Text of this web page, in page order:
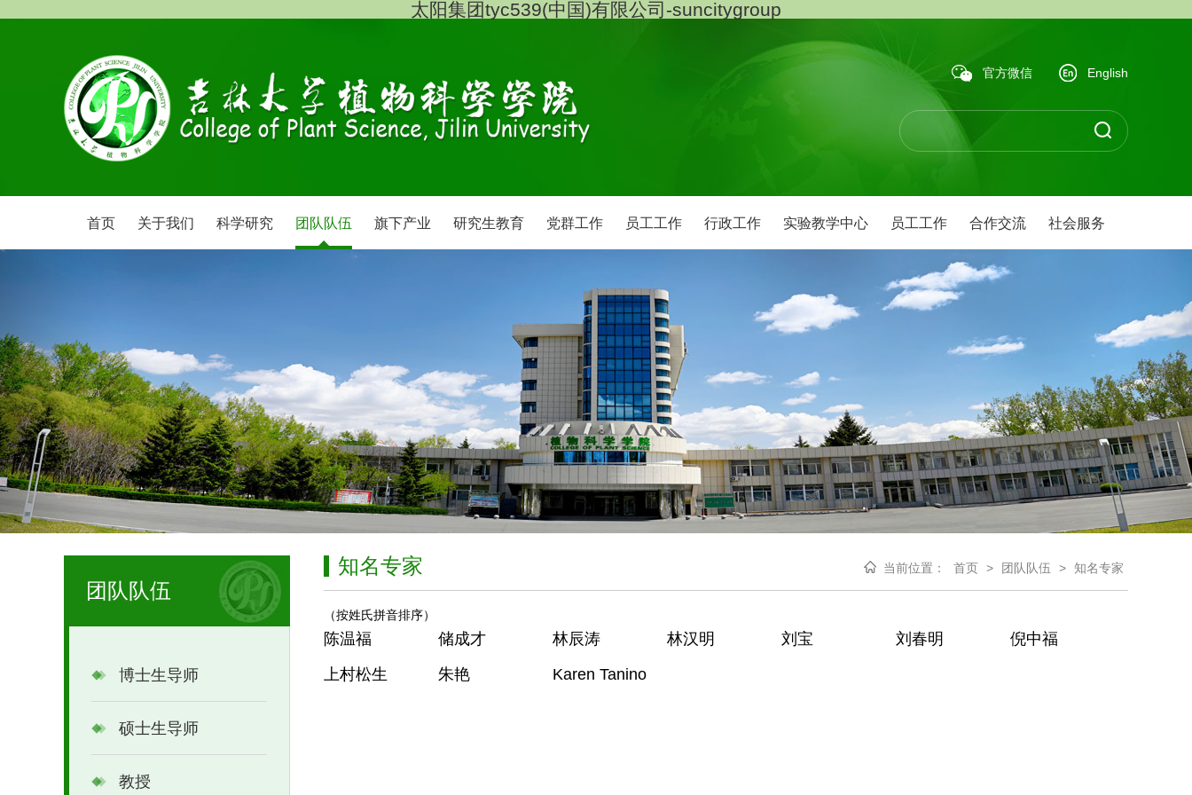
太阳集团tyc539(中国)有限公司-suncitygroup
官方微信 English
首页 关于我们 科学研究 团队队伍 旗下产业 研究生教育 党群工作 员工工作 行政工作 实验教学中心 员工工作 合作交流 社会服务
团队队伍
博士生导师
硕士生导师
教授
知名专家 当前位置： 首页 > 团队队伍 > 知名专家
（按姓氏拼音排序）
陈温福 储成才 林辰涛 林汉明 刘宝 刘春明
倪中福
上村松生
朱艳 Karen Tanino